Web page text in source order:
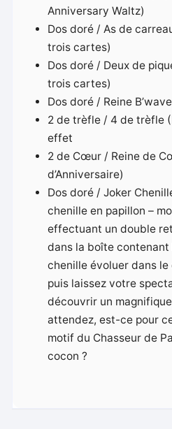
Anniversary Waltz)
Dos doré / As de
trois cartes)
Dos doré / Deux de
trois cartes)
Dos doré / Reine
2 de trèfle / 4 de trèfle
effet
2 de Cœur / Reine de
d’Anniversaire)
Dos doré / Joker
chenille en papillon –
effectuant un double
dans la boîte contenant
chenille évoluer dans
puis laissez votre
découvrir un
attendez, est-ce pour
motif du Chasseur de
cocon ?